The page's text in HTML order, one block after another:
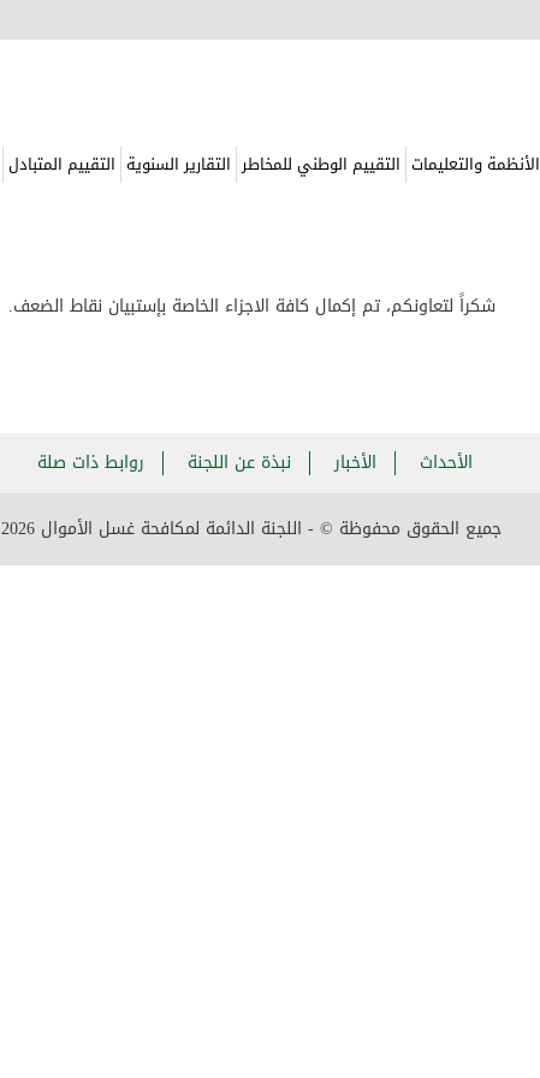
الأنظمة والتعليمات التقييم الوطني للمخاطر التقارير السنوية التقييم المتبادل
شكراً لتعاونكم، تم إكمال كافة الاجزاء الخاصة بإستبيان نقاط الضعف.
الأحداث الأخبار نبذة عن اللجنة روابط ذات صلة
جميع الحقوق محفوظة © - اللجنة الدائمة لمكافحة غسل الأموال 2026